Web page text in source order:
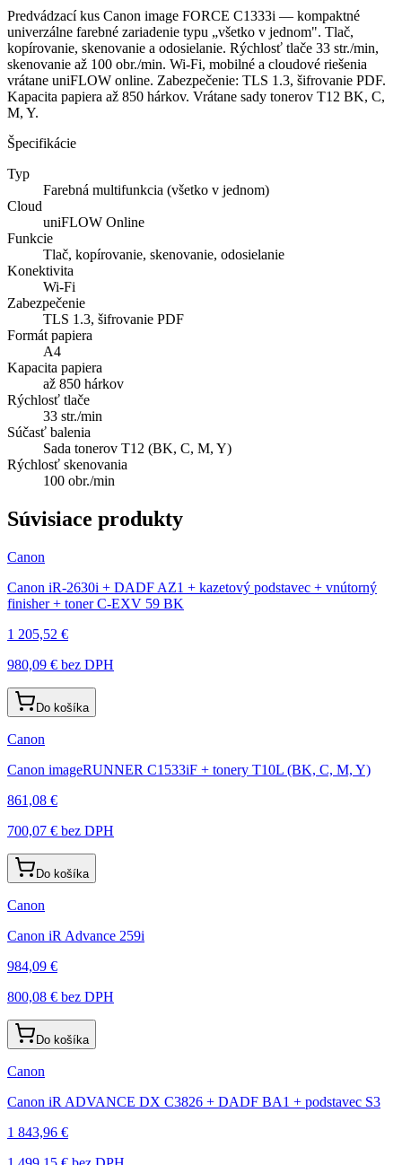
Predvádzací kus Canon image FORCE C1333i — kompaktné
univerzálne farebné zariadenie typu „všetko v jednom". Tlač,
kopírovanie, skenovanie a odosielanie. Rýchlosť tlače 33 str./min,
skenovanie až 100 obr./min. Wi-Fi, mobilné a cloudové riešenia
vrátane uniFLOW online. Zabezpečenie: TLS 1.3, šifrovanie PDF.
Kapacita papiera až 850 hárkov. Vrátane sady tonerov T12 BK, C,
M, Y.
Špecifikácie
Typ
Farebná multifunkcia (všetko v jednom)
Cloud
uniFLOW Online
Funkcie
Tlač, kopírovanie, skenovanie, odosielanie
Konektivita
Wi-Fi
Zabezpečenie
TLS 1.3, šifrovanie PDF
Formát papiera
A4
Kapacita papiera
až 850 hárkov
Rýchlosť tlače
33 str./min
Súčasť balenia
Sada tonerov T12 (BK, C, M, Y)
Rýchlosť skenovania
100 obr./min
Súvisiace produkty
Canon
Canon iR-2630i + DADF AZ1 + kazetový podstavec + vnútorný
finisher + toner C-EXV 59 BK
1 205,52 €
980,09 € bez DPH
Do košíka
Canon
Canon imageRUNNER C1533iF + tonery T10L (BK, C, M, Y)
861,08 €
700,07 € bez DPH
Do košíka
Canon
Canon iR Advance 259i
984,09 €
800,08 € bez DPH
Do košíka
Canon
Canon iR ADVANCE DX C3826 + DADF BA1 + podstavec S3
1 843,96 €